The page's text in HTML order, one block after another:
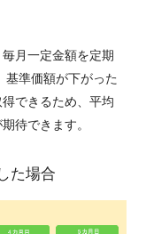
月一定金額を定期
基準価額が下がった
できるため、平均
待できます。
た場合